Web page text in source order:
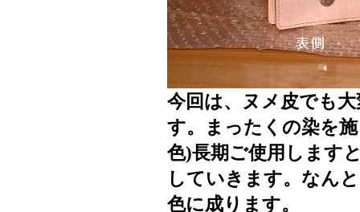
今回は、ヌメ皮でも
す。まったくの染を
色)長期ご使用します
していきます。なん
色に成ります。